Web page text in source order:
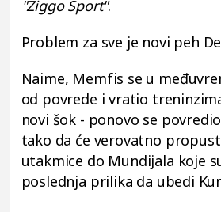
"Ziggo Sport".
Problem za sve je novi peh
Naime, Memfis se u
od povrede i vratio
novi šok - ponovo se
tako da će verovatno
utakmice do Mundijala koje
poslednja prilika da ubedi